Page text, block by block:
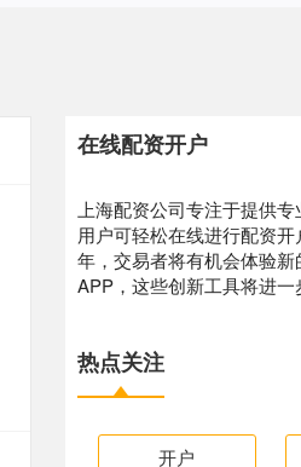
在线配资开户
上海配资公司专注于提供
用户可轻松在线进行配资
年，交易者将有机会体验
APP，这些创新工具将进一
热点关注
开户